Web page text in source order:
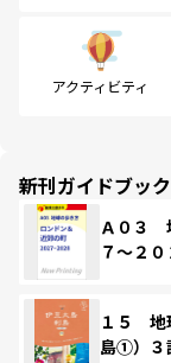
アクティビティ
新刊ガイドブック
Ａ０３
７～２０
１５ 地
島①）３